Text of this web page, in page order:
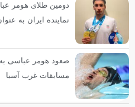
دومین طلای هومر
نماینده ایران به
مسابقات غرب آسیا